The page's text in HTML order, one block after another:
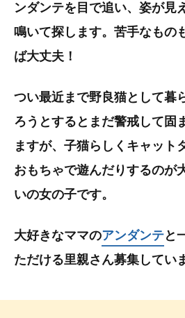
ンダンテを目で追い、姿が見
鳴いて探します。苦手なもの
ば大丈夫！
つい最近まで野良猫として暮
ろうとするとまだ警戒して固
ますが、子猫らしくキャット
おもちゃで遊んだりするのが
いの女の子です。
大好きなママのアンダンテと
ただける里親さん募集してい